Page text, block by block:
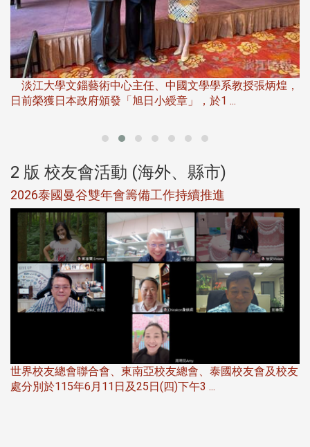
淡江大學文錙藝術中心主任、中國文學學系教授張炳煌，
日前榮獲日本政府頒發「旭日小綬章」，於1 ...
2 版 校友會活動 (海外、縣市)
2026泰國曼谷雙年會籌備工作持續推進
世界校友總會聯合會、東南亞校友總會、泰國校友會及校友
處分別於115年6月11日及25日(四)下午3 ...